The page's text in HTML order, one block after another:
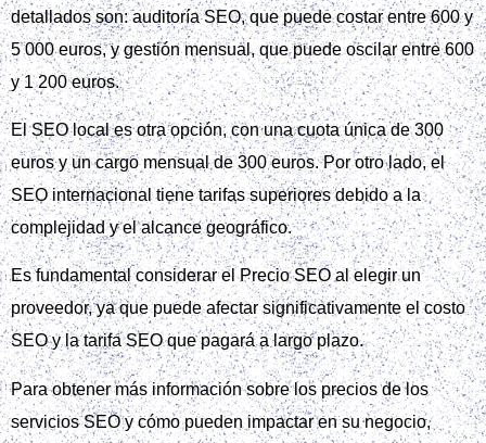
detallados son: auditoría SEO, que puede costar entre 600 y
5 000 euros, y gestión mensual, que puede oscilar entre 600
y 1 200 euros.
El SEO local es otra opción, con una cuota única de 300
euros y un cargo mensual de 300 euros. Por otro lado, el
SEO internacional tiene tarifas superiores debido a la
complejidad y el alcance geográfico.
Es fundamental considerar el Precio SEO al elegir un
proveedor, ya que puede afectar significativamente el costo
SEO y la tarifa SEO que pagará a largo plazo.
Para obtener más información sobre los precios de los
servicios SEO y cómo pueden impactar en su negocio,